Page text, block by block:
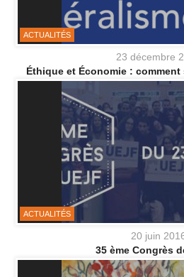
ACTUALITÉS
23 décembre
Éthique et Économie :
ACTUALITÉS
20 juin
35 ème Congrès